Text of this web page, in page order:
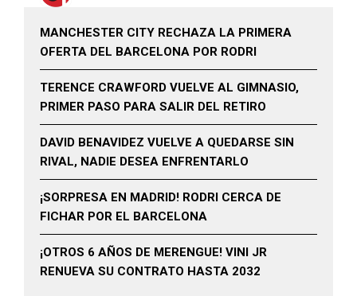
MANCHESTER CITY RECHAZA LA PRIMERA
OFERTA DEL BARCELONA POR RODRI
TERENCE CRAWFORD VUELVE AL GIMNASIO,
PRIMER PASO PARA SALIR DEL RETIRO
DAVID BENAVIDEZ VUELVE A QUEDARSE SIN
RIVAL, NADIE DESEA ENFRENTARLO
¡SORPRESA EN MADRID! RODRI CERCA DE
FICHAR POR EL BARCELONA
¡OTROS 6 AÑOS DE MERENGUE! VINI JR
RENUEVA SU CONTRATO HASTA 2032